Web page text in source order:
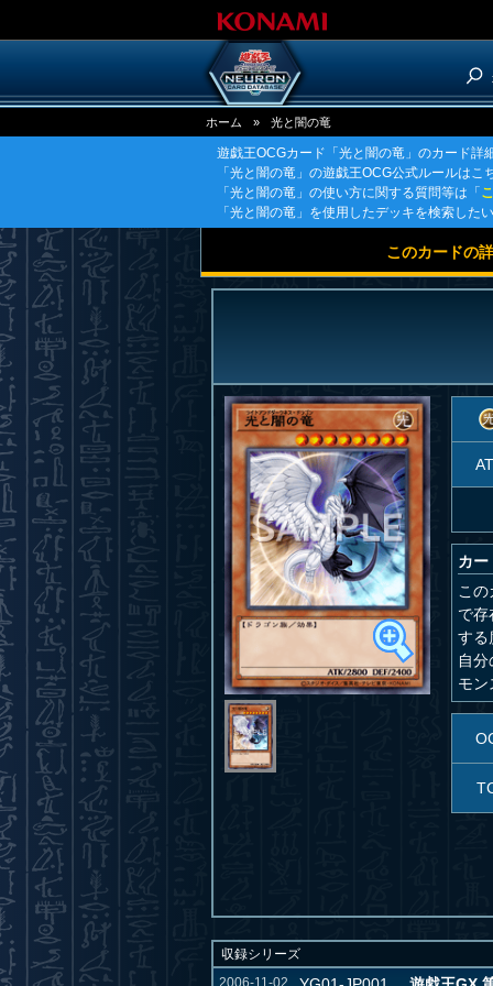
ホーム » 光と闇の竜
遊戯王OCGカード「光と闇の竜」のカード詳
「光と闇の竜」の遊戯王OCG公式ルールは
「光と闇の竜」の使い方に関する質問等は「
「光と闇の竜」を使用したデッキを検索した
このカードの
カー
こ
で存
する
自
モン
収録シリーズ
2006-11-02